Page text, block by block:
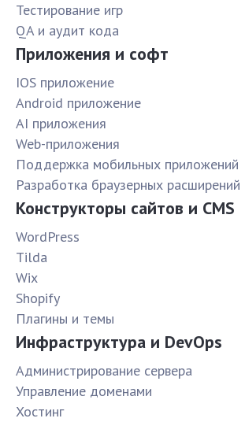
Тестирование игр
QA и аудит кода
Приложения и софт
IOS приложение
Android приложение
AI приложения
Web-приложения
Поддержка мобильных приложений
Разработка браузерных расширений
Конструкторы сайтов и CMS
WordPress
Tilda
Wix
Shopify
Плагины и темы
Инфраструктура и DevOps
Администрирование сервера
Управление доменами
Хостинг